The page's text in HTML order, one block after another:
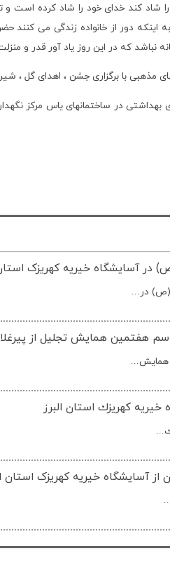
خدای خود را شاد کرده است و
اینکه دور از خانواده زندگی می
که در این روز یاد آور قدر و
مذهبی با برگزاری جشن ، اهدای گل ،
بهداشتی در ساختمانهای یاس مرکز
آسایشگاه خیریه کهریزک استان
(ص) در...
هفتمین همایش تجلیل از
همایش...
خیریه كهريزك استان البرز